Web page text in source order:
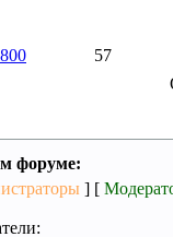
57
форуме:
] [